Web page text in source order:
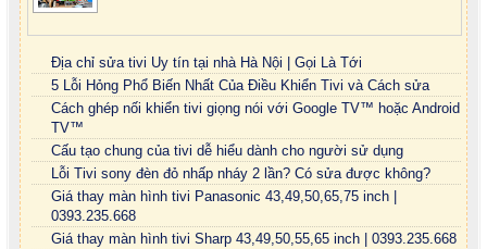
Địa chỉ sửa tivi Uy tín tại nhà Hà Nội | Gọi Là Tới
5 Lỗi Hỏng Phổ Biến Nhất Của Điều Khiển Tivi và Cách sửa
Cách ghép nối khiển tivi giọng nói với Google TV™ hoặc Android
TV™
Cấu tạo chung của tivi dễ hiểu dành cho người sử dụng
Lỗi Tivi sony đèn đỏ nhấp nháy 2 lần? Có sửa được không?
Giá thay màn hình tivi Panasonic 43,49,50,65,75 inch |
0393.235.668
Giá thay màn hình tivi Sharp 43,49,50,55,65 inch | 0393.235.668